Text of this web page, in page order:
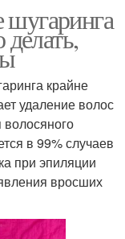
крайне
удаление волос
в 99% случаев
при эпиляции
вросших